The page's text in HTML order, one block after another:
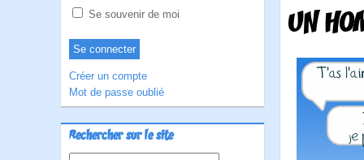
Se souvenir de moi
Créer un compte
Mot de passe oublié
Rechercher sur le site
UN